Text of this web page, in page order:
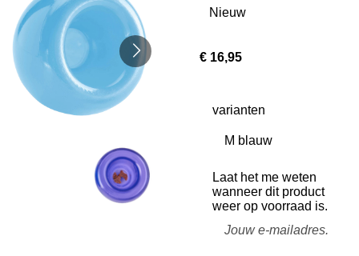
Nieuw
€ 16,95
varianten
Laat het me weten
wanneer dit product
weer op voorraad is.